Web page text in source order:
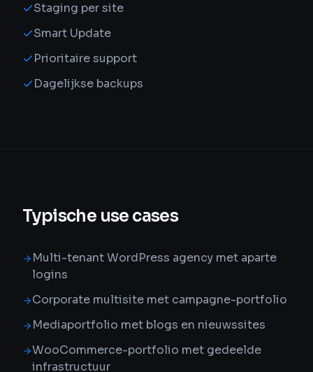
Staging per site
Smart Update
Prioritaire support
Dagelijkse backups
Typische use cases
Multi-tenant WordPress agency met aparte
logins
Corporate multisite met campagne-portfolio
Mediaportfolio met blogs en nieuwssites
WooCommerce-portfolio met gedeelde
infrastructuur